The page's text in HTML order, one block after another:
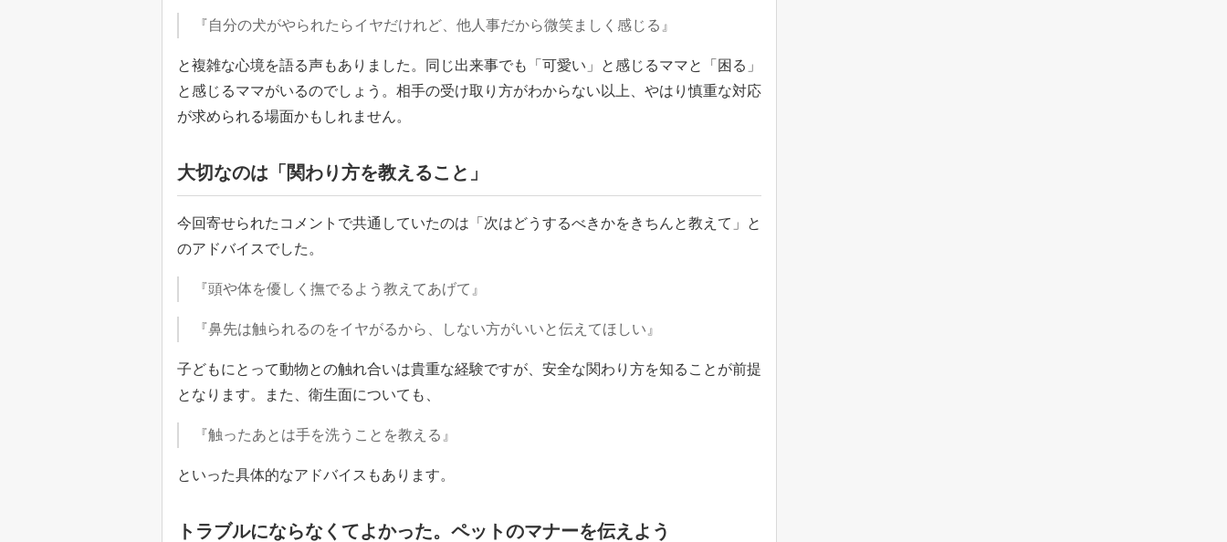
『自分の犬がやられたらイヤだけれど、他人事だから微笑ましく感じる』
と複雑な心境を語る声もありました。同じ出来事でも「可愛い」と感じるママと「困る」
と感じるママがいるのでしょう。相手の受け取り方がわからない以上、やはり慎重な対応
が求められる場面かもしれません。
大切なのは「関わり方を教えること」
今回寄せられたコメントで共通していたのは「次はどうするべきかをきちんと教えて」と
のアドバイスでした。
『頭や体を優しく撫でるよう教えてあげて』
『鼻先は触られるのをイヤがるから、しない方がいいと伝えてほしい』
子どもにとって動物との触れ合いは貴重な経験ですが、安全な関わり方を知ることが前提
となります。また、衛生面についても、
『触ったあとは手を洗うことを教える』
といった具体的なアドバイスもあります。
トラブルにならなくてよかった。ペットのマナーを伝えよう